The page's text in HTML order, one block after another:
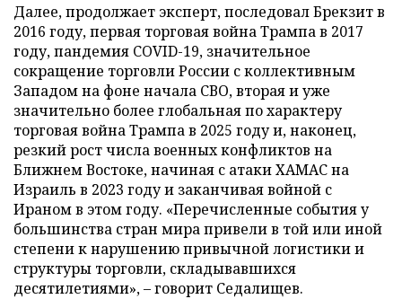
Далее, продолжает эксперт, последовал Брекзит в
2016 году, первая торговая война Трампа в 2017
году, пандемия COVID-19, значительное
сокращение торговли России с коллективным
Западом на фоне начала СВО, вторая и уже
значительно более глобальная по характеру
торговая война Трампа в 2025 году и, наконец,
резкий рост числа военных конфликтов на
Ближнем Востоке, начиная с атаки ХАМАС на
Израиль в 2023 году и заканчивая войной с
Ираном в этом году. «Перечисленные события у
большинства стран мира привели в той или иной
степени к нарушению привычной логистики и
структуры торговли, складывавшихся
десятилетиями», – говорит Седалищев.